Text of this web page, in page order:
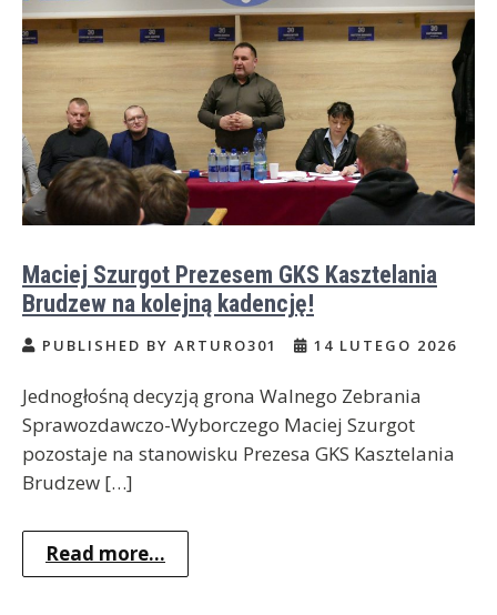
Maciej Szurgot Prezesem GKS Kasztelania
Brudzew na kolejną kadencję!
PUBLISHED BY ARTURO301 14 LUTEGO 2026
Jednogłośną decyzją grona Walnego Zebrania
Sprawozdawczo-Wyborczego Maciej Szurgot
pozostaje na stanowisku Prezesa GKS Kasztelania
Brudzew […]
Read more...